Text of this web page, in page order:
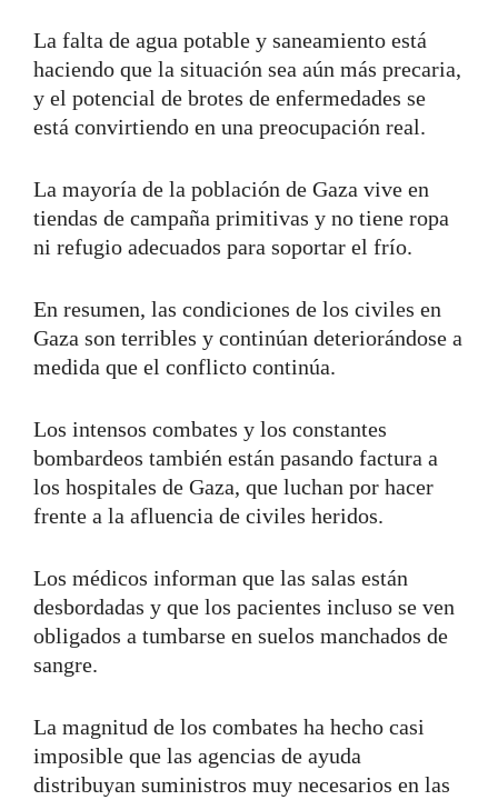
La falta de agua potable y saneamiento está
haciendo que la situación sea aún más precaria,
y el potencial de brotes de enfermedades se
está convirtiendo en una preocupación real.
La mayoría de la población de Gaza vive en
tiendas de campaña primitivas y no tiene ropa
ni refugio adecuados para soportar el frío.
En resumen, las condiciones de los civiles en
Gaza son terribles y continúan deteriorándose a
medida que el conflicto continúa.
Los intensos combates y los constantes
bombardeos también están pasando factura a
los hospitales de Gaza, que luchan por hacer
frente a la afluencia de civiles heridos.
Los médicos informan que las salas están
desbordadas y que los pacientes incluso se ven
obligados a tumbarse en suelos manchados de
sangre.
La magnitud de los combates ha hecho casi
imposible que las agencias de ayuda
distribuyan suministros muy necesarios en las